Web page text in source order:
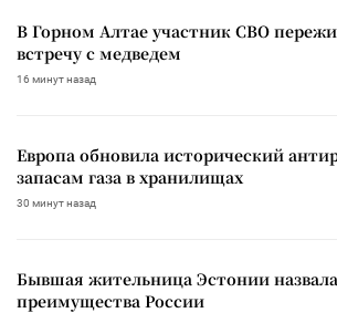
В Горном Алтае участник СВО
встречу с медведем
16 минут назад
Европа обновила исторический
запасам газа в хранилищах
30 минут назад
Бывшая жительница Эстонии
преимущества России